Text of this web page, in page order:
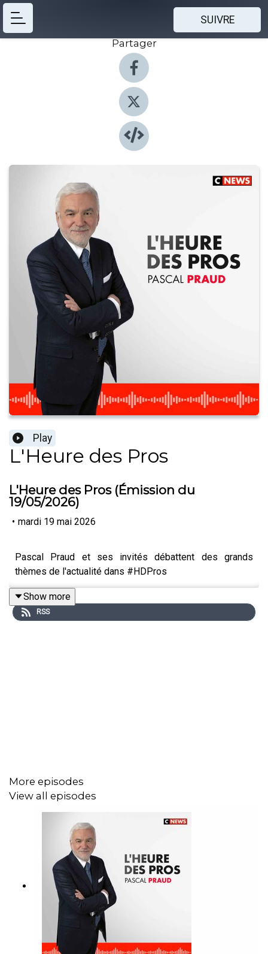
SUIVRE
Partager
Play
L'Heure des Pros
L'Heure des Pros (Émission du
19/05/2026)
• mardi 19 mai 2026
Pascal Praud et ses invités débattent des grands
thèmes de l'actualité dans #HDPros
Show more
RSS
More episodes
View all episodes